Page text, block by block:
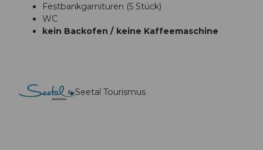
Festbankgarnituren (5 Stück)
WC
kein Backofen / keine Kaffeemaschine
Seetal Tourismus